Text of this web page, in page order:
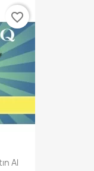
Al
favorite_border